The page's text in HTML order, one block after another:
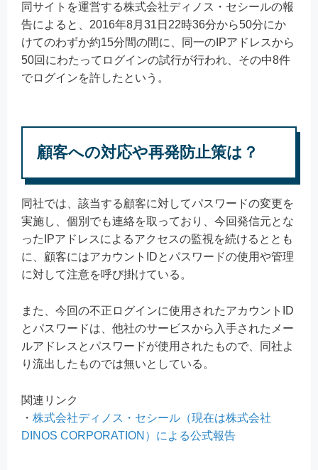
同サイトを運営する株式会社ディノス・セシールの報
告によると、2016年8月31日22時36分から50分にか
けてのわずか約15分間の間に、同一のIPアドレスから
50回にわたってログインの試行が行われ、その中8件
でログインを許したという。
顧客への対応や再発防止策は？
同社では、該当する顧客に対してパスワードの変更を
実施し、個別でも連絡を取っており、今回発信元とな
ったIPアドレスによるアクセスの監視を続けるととも
に、顧客にはアカウントIDとパスワードの使用や管理
に対して注意を呼び掛けている。
また、今回の不正ログインに使用されたアカウントID
とパスワードは、他社のサービスから入手されたメー
ルアドレスとパスワードが使用されたもので、同社よ
り流出したものでは無いとしている。
関連リンク
・ 株式会社ディノス・セシール（現在は株式会社
DINOS CORPORATION）による公式報告